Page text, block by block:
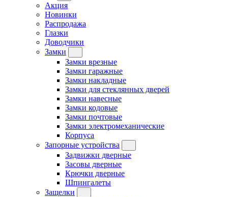
Акция
Новинки
Распродажа
Глазки
Доводчики
Замки
Замки врезные
Замки гаражные
Замки накладные
Замки для стеклянных дверей
Замки навесные
Замки кодовые
Замки почтовые
Замки электромеханические
Корпуса
Запорные устройства
Задвижки дверные
Засовы дверные
Крючки дверные
Шпингалеты
Защелки